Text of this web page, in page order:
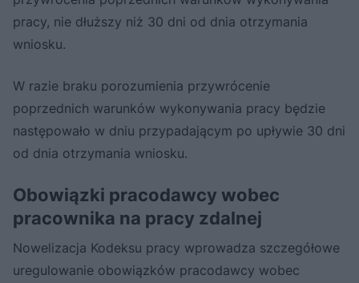
pracy, nie dłuższy niż 30 dni od dnia otrzymania
wniosku.
W razie braku porozumienia przywrócenie
poprzednich warunków wykonywania pracy będzie
następowało w dniu przypadającym po upływie 30 dni
od dnia otrzymania wniosku.
Obowiązki pracodawcy wobec
pracownika na pracy zdalnej
Nowelizacja Kodeksu pracy wprowadza szczegółowe
uregulowanie obowiązków pracodawcy wobec